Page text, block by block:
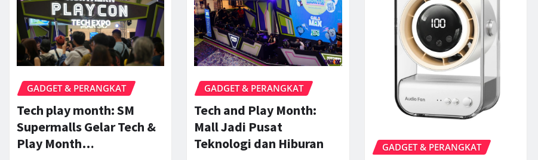
GADGET & PERANGKAT
Tech play month: SM
Supermalls Gelar Tech &
Play Month…
GADGET & PERANGKAT
Tech and Play Month:
Mall Jadi Pusat
Teknologi dan Hiburan
GADGET & PERANGKAT